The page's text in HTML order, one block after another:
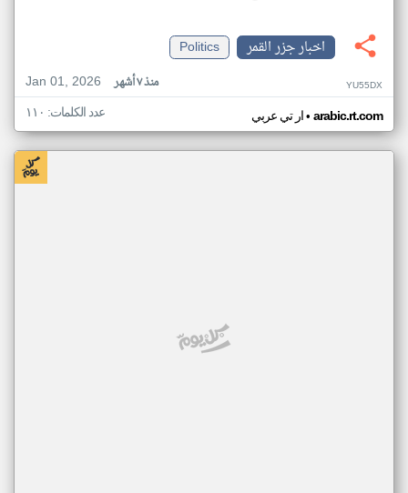
اخبار جزر القمر
Politics
Jan 01, 2026
منذ ٧ أشهر YU55DX
ار تي عربي• arabic.rt.com عدد الكلمات: ١١٠